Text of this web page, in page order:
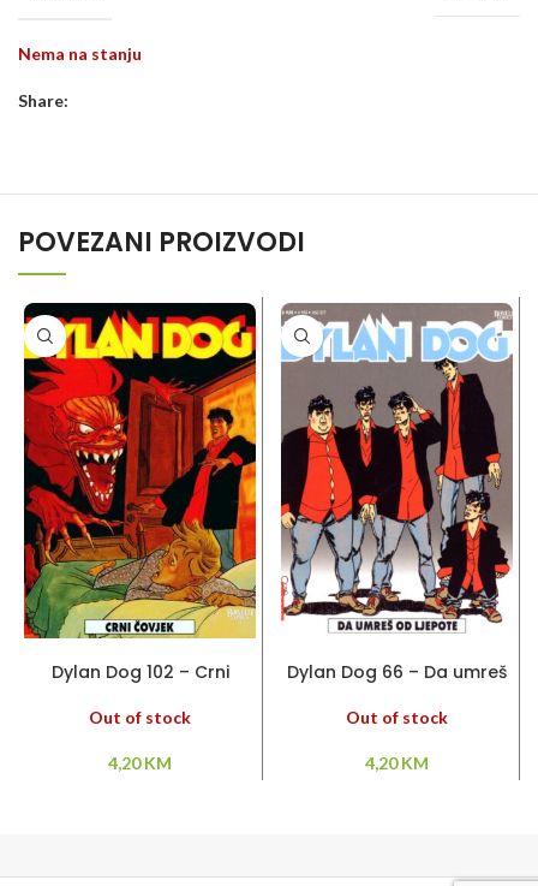
Nema na stanju
Share:
POVEZANI PROIZVODI
Dylan Dog 102 – Crni
Out of stock
4,20KM
Dylan Dog 66 – Da umreš
Out of stock
4,20KM